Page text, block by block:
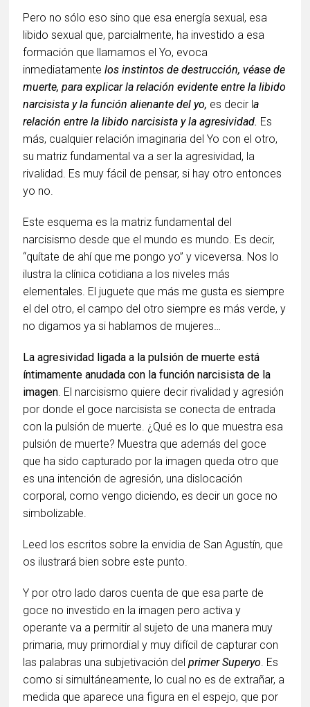
Pero no sólo eso sino que esa energía sexual, esa
libido sexual que, parcialmente, ha investido a esa
formación que llamamos el Yo, evoca
inmediatamentelos instintos de destrucción, véase de
muerte, para explicar la relación evidente entre la libido
narcisista y la función alienante del yo, es decir la
relación entre la libido narcisista y la agresividad. Es
más, cualquier relación imaginaria del Yo con el otro,
su matriz fundamental va a ser la agresividad, la
rivalidad. Es muy fácil de pensar, si hay otro entonces
yo no.
Este esquema es la matriz fundamental del
narcisismo desde que el mundo es mundo. Es decir,
“quítate de ahí que me pongo yo” y viceversa. Nos lo
ilustra la clínica cotidiana a los niveles más
elementales. El juguete que más me gusta es siempre
el del otro, el campo del otro siempre es más verde, y
no digamos ya si hablamos de mujeres…
La agresividad ligada a la pulsión de muerte está
íntimamente anudada con la función narcisista de la
imagen. El narcisismo quiere decir rivalidad y agresión
por donde el goce narcisista se conecta de entrada
con la pulsión de muerte. ¿Qué es lo que muestra esa
pulsión de muerte? Muestra que además del goce
que ha sido capturado por la imagen queda otro que
es una intención de agresión, una dislocación
corporal, como vengo diciendo, es decir un goce no
simbolizable.
Leed los escritos sobre la envidia de San Agustín, que
os ilustrará bien sobre este punto.
Y por otro lado daros cuenta de que esa parte de
goce no investido en la imagen pero activa y
operante va a permitir al sujeto de una manera muy
primaria, muy primordial y muy difícil de capturar con
las palabras una subjetivación delprimer Superyo. Es
como si simultáneamente, lo cual no es de extrañar, a
medida que aparece una figura en el espejo, que por